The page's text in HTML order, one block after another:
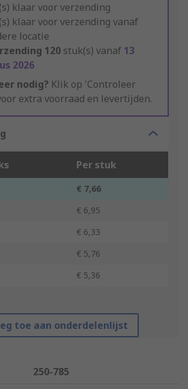
klaar voor verzending
klaar voor verzending vanaf
locatie
120 stuk(s) vanaf 13
2026
nodig? Klik op 'Controleer
extra voorraad en levertijden.
Per stuk
€ 7,66
€ 6,95
€ 6,33
€ 5,76
€ 5,36
toe aan onderdelenlijst
250-785